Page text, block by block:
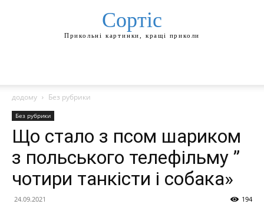
Сортіс
Прикольні картинки, кращі приколи
додому Без рубрики
Без рубрики
Що стало з псом шариком
з польського телефільму ”
чотири танкісти і собака»
24.09.2021 194